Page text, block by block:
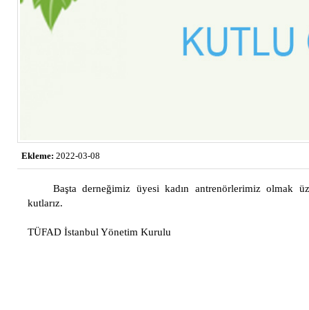
Ekleme: 2022-03-08
Başta derneğimiz üyesi kadın antrenörlerimiz olmak
kutlarız.
TÜFAD İstanbul Yönetim Kurulu